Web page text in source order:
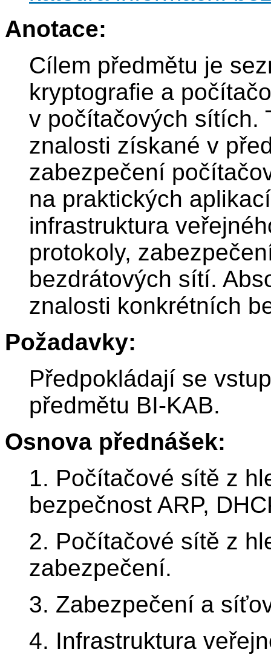
Anotace:
Cílem předmětu je
kryptografie a
v počítačových sítích.
znalosti získané v
zabezpečení
na praktických
infrastruktura
protokoly,
bezdrátových sítí.
znalosti konkrétních
Požadavky:
Předpokládají se
předmětu BI-KAB.
Osnova přednášek:
1. Počítačové sítě z
bezpečnost ARP,
2. Počítačové sítě z
zabezpečení.
3. Zabezpečení a
4. Infrastruktura